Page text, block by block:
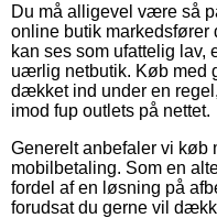
Du må alligevel være så
online butik markedsfører
kan ses som ufattelig lav,
uærlig netbutik. Køb med
dækket ind under en
imod fup outlets på nettet.
Generelt anbefaler vi køb
mobilbetaling. Som en
fordel af en løsning på
forudsat du gerne vil